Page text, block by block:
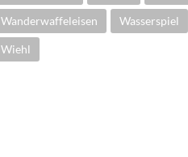
Wanderwaffeleisen Wasserspiel
Wiehl